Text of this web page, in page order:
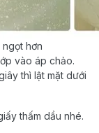
hơn
vào áp chảo.
thì lật mặt dưới
thấm dầu nhé.